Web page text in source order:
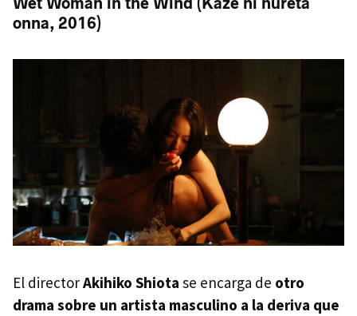
onna, 2016)
El directorAkihiko Shiota se encarga de otro
drama sobre un artista masculino a la deriva que